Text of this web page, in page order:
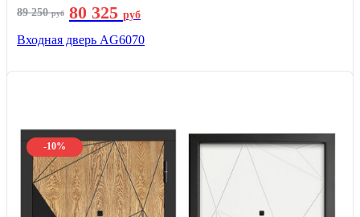
89 250руб 80 325 руб
Входная дверь AG6070
-10%